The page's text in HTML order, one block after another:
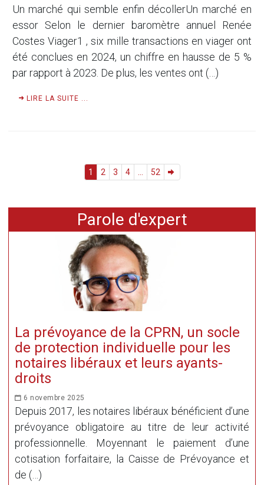
Un marché qui semble enfin décollerUn marché en
essor Selon le dernier baromètre annuel Renée
Costes Viager1 , six mille transactions en viager ont
été conclues en 2024, un chiffre en hausse de 5 %
par rapport à 2023. De plus, les ventes ont (…)
LIRE LA SUITE ...
1 2 3 4 52
Parole d'expert
La prévoyance de la CPRN, un socle
de protection individuelle pour les
notaires libéraux et leurs ayants-
droits
6 novembre 2025
Depuis 2017, les notaires libéraux bénéficient d’une
prévoyance obligatoire au titre de leur activité
professionnelle. Moyennant le paiement d’une
cotisation forfaitaire, la Caisse de Prévoyance et
de (…)